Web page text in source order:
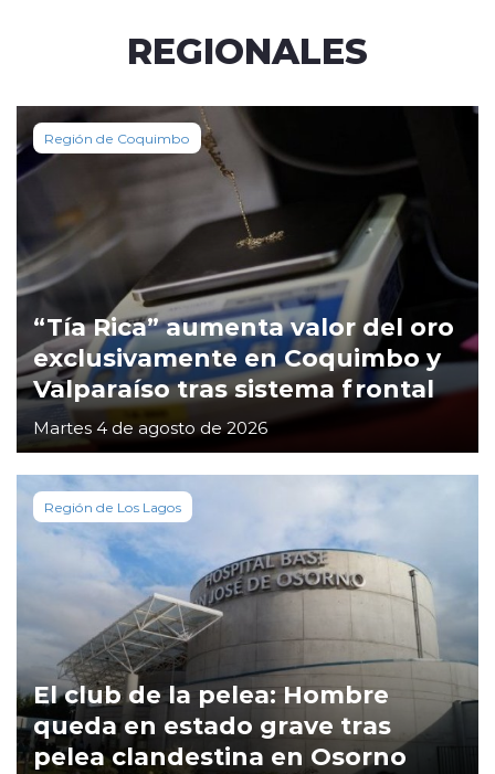
REGIONALES
Región de Coquimbo
“Tía Rica” aumenta valor del oro
exclusivamente en Coquimbo y
Valparaíso tras sistema frontal
Martes 4 de agosto de 2026
Región de Los Lagos
El club de la pelea: Hombre
queda en estado grave tras
pelea clandestina en Osorno